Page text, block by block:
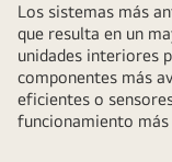
Los sistemas más
que resulta en un
unidades interiores
componentes más
eficientes o
funcionamiento